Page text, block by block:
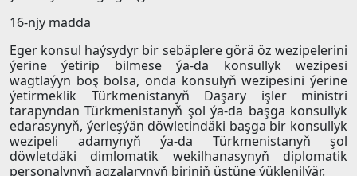
16-njy madda
Eger konsul haýsydyr bir sebäplere görä öz wezipelerini
ýerine ýetirip bilmese ýa-da konsullyk wezipesi
wagtlaýyn boş bolsa, onda konsulyň wezipesini ýerine
ýetirmeklik Türkmenistanyň Daşary işler ministri
tarapyndan Türkmenistanyň şol ýa-da başga konsullyk
edarasynyň, ýerleşýän döwletindäki başga bir konsullyk
wezipeli adamynyň ýa-da Türkmenistanyň şol
döwletdäki dimlomatik wekilhanasynyň diplomatik
personalynyň agzalarynyň biriniň üstüne ýüklenilýär.